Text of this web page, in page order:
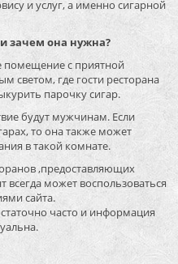
и услуг, а именно сигарной
зачем она нужна?
помещение с приятной
светом, где гости ресторана
парочку сигар.
будут мужчинам. Если
то она также может
в такой комнате.
,предоставляющих
всегда может воспользоваться
сайта.
часто и информация